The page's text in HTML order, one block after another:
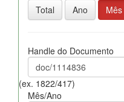
Total
Ano Mês
Handle do Documento
(ex. 1822/417)
Mês/Ano